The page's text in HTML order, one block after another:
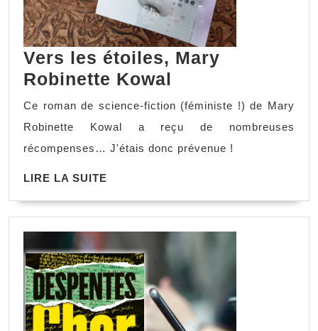
Vers les étoiles, Mary
Robinette Kowal
Ce roman de science-fiction (féministe !) de Mary
Robinette Kowal a reçu de nombreuses
récompenses… J'étais donc prévenue !
LIRE LA SUITE